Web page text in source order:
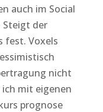
auch im Social
Steigt der
fest. Voxels
nicht
mit eigenen
prognose